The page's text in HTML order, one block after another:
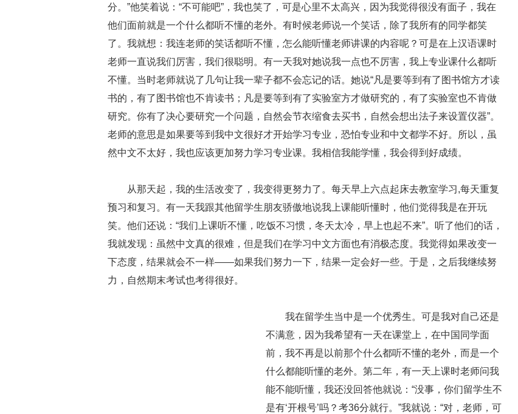
分。”他笑着说：“不可能吧”，我也笑了，可是心里不太高兴，因为我觉得很没有面子，我在
他们面前就是一个什么都听不懂的老外。有时候老师说一个笑话，除了我所有的同学都笑
了。我就想：我连老师的笑话都听不懂，怎么能听懂老师讲课的内容呢？可是在上汉语课时
老师一直说我们厉害，我们很聪明。有一天我对她说我一点也不厉害，我上专业课什么都听
不懂。当时老师就说了几句让我一辈子都不会忘记的话。她说“凡是要等到有了图书馆方才读
书的，有了图书馆也不肯读书；凡是要等到有了实验室方才做研究的，有了实验室也不肯做
研究。你有了决心要研究一个问题，自然会节衣缩食去买书，自然会想出法子来设置仪器”。
老师的意思是如果要等到我中文很好才开始学习专业，恐怕专业和中文都学不好。所以，虽
然中文不太好，我也应该更加努力学习专业课。我相信我能学懂，我会得到好成绩。
从那天起，我的生活改变了，我变得更努力了。每天早上六点起床去教室学习,每天重复
预习和复习。有一天我跟其他留学生朋友骄傲地说我上课能听懂时，他们觉得我是在开玩
笑。他们还说：“我们上课听不懂，吃饭不习惯，冬天太冷，早上也起不来”。听了他们的话，
我就发现：虽然中文真的很难，但是我们在学习中文方面也有消极态度。我觉得如果改变一
下态度，结果就会不一样——如果我们努力一下，结果一定会好一些。于是，之后我继续努
力，自然期末考试也考得很好。
我在留学生当中是一个优秀生。可是我对自己还是
不满意，因为我希望有一天在课堂上，在中国同学面
前，我不再是以前那个什么都听不懂的老外，而是一个
什么都能听懂的老外。第二年，有一天上课时老师问我
能不能听懂，我还没回答他就说：“没事，你们留学生不
是有‘开根号’吗？考36分就行。”我就说：“对，老师，可